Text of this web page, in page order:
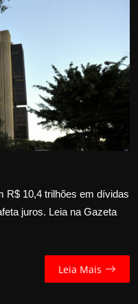
R$ 10,4 trilhões em dívidas
juros. Leia na Gazeta
Leia Mais